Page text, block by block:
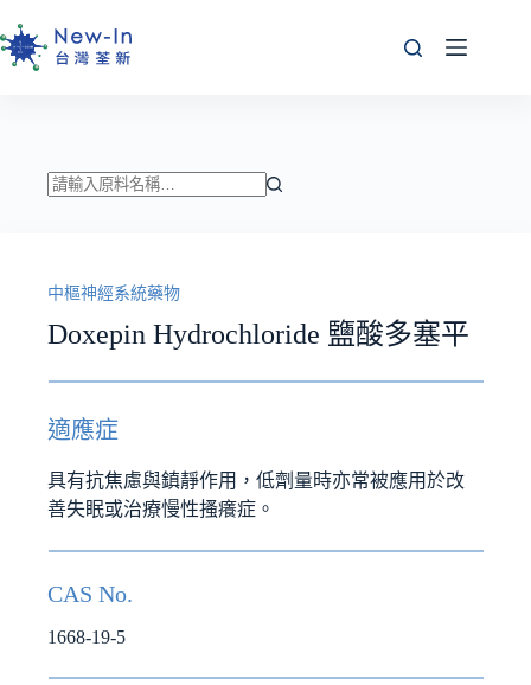
至
主
符
合
件
結
果
中樞神經系統藥物
Doxepin Hydrochloride 鹽酸多塞平
適應症
具有抗焦慮與鎮靜作用，低劑量時亦常被應用於改
善失眠或治療慢性搔癢症。
CAS No.
1668-19-5